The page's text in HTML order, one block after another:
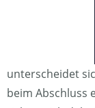
unterscheidet
beim Abschluss